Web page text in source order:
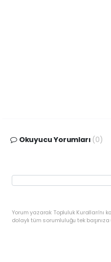
Okuyucu Yorumları (0)
Yorum yazarak Topluluk
dolaylı tüm sorumluluğu tek